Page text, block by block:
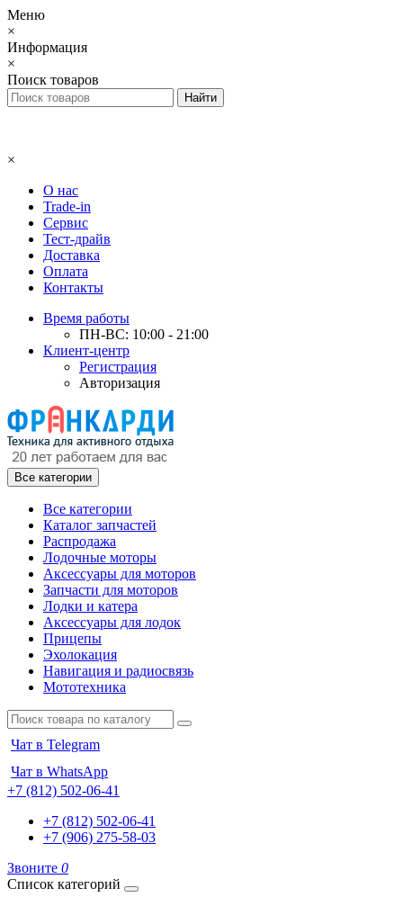
Меню
×
Информация
×
Поиск товаров
×
О нас
Trade-in
Сервис
Тест-драйв
Доставка
Оплата
Контакты
Время работы
ПН-ВС: 10:00 - 21:00
Клиент-центр
Регистрация
Авторизация
Все категории
Все категории
Каталог запчастей
Распродажа
Лодочные моторы
Аксессуары для моторов
Запчасти для моторов
Лодки и катера
Аксессуары для лодок
Прицепы
Эхолокация
Навигация и радиосвязь
Мототехника
Чат в Telegram
Чат в WhatsApp
+7 (812) 502-06-41
+7 (812) 502-06-41
+7 (906) 275-58-03
Звоните 0
Список категорий